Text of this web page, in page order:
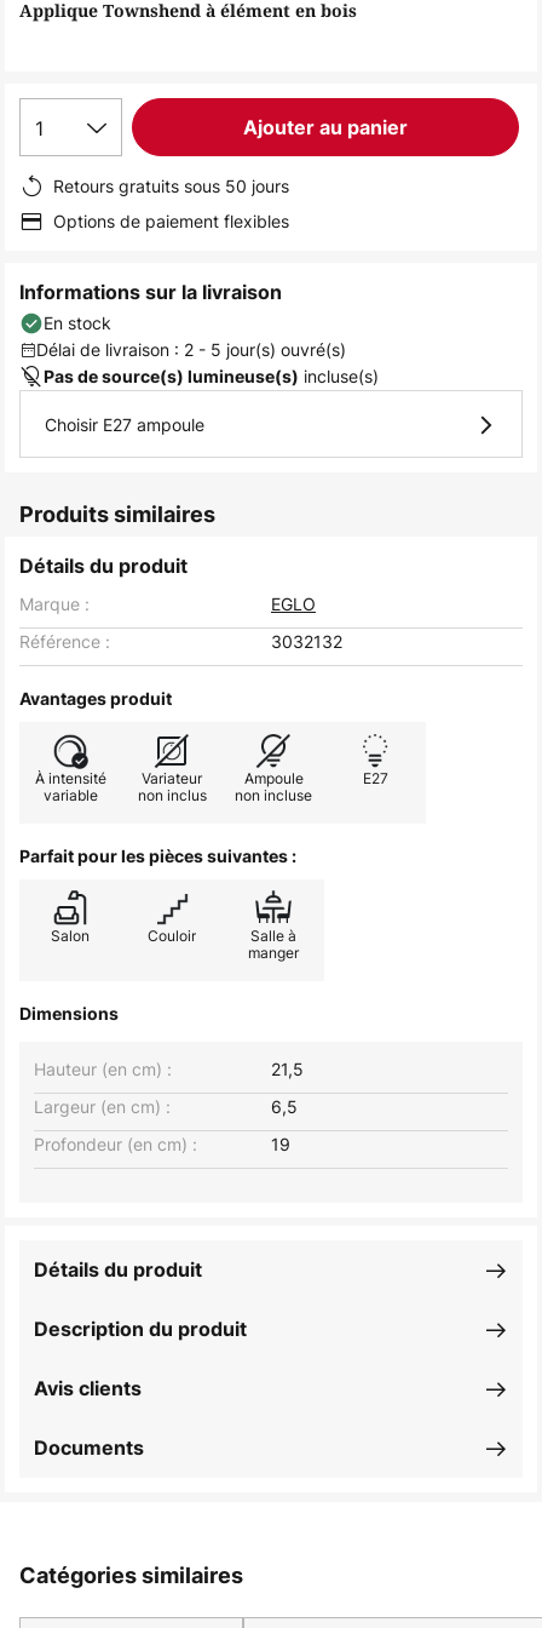
gallery
Applique Townshend à élément en bois
1 Ajouter au panier
Retours gratuits sous 50 jours
Options de paiement flexibles
Informations sur la livraison
En stock
Délai de livraison : 2 - 5 jour(s) ouvré(s)
Pas de source(s) lumineuse(s) incluse(s)
Choisir E27 ampoule
Produits similaires
Détails du produit
Marque :
EGLO
Référence :
3032132
Avantages produit
À intensité
variable
Variateur
non inclus
Ampoule
non incluse
E27
Parfait pour les pièces suivantes :
Salon Couloir
Salle à
manger
Dimensions
Largeur (en cm) : 6,5
Hauteur (en cm) : 21,5
Profondeur (en cm) : 19
Description du produit
Détails du produit
Avis clients
Documents
Catégories similaires